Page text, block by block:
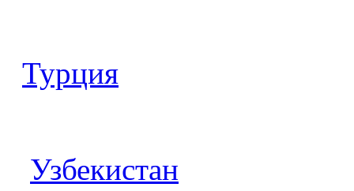
Турция
Узбекистан